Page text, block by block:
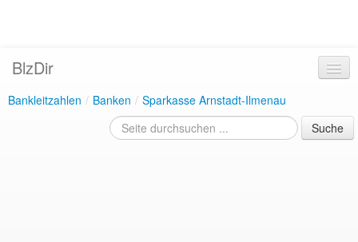
BlzDir
Bankleitzahlen / Banken / Sparkasse Arnstadt-Ilmenau
Suche